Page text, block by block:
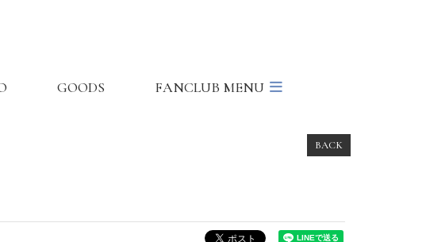
GOODS FANCLUB MENU
BACK